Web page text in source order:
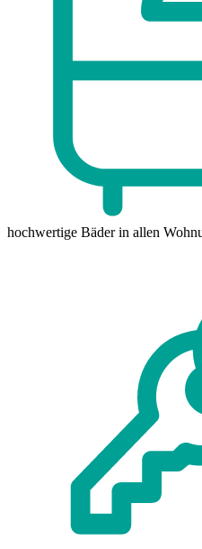
hochwertige Bäder in allen